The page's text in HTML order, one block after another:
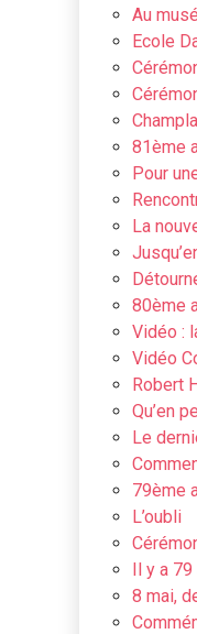
Au
Ecole
81ème
Pour
La
80ème
Vidéo :
Vidéo
Robert
Qu’en
Le
79ème
L’oubli
Il y a 79
8 mai,